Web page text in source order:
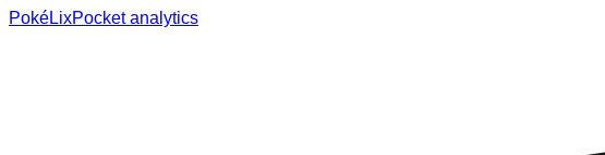
PokéLixPocket analytics